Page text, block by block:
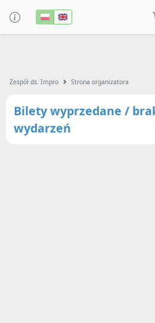
Zespół ds. Impro Strona organizatora
Bilety wyprzedane /
wydarzeń